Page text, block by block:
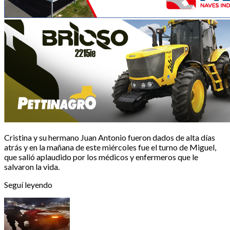
Cristina y su hermano Juan Antonio fueron dados de alta días
atrás y en la mañana de este miércoles fue el turno de Miguel,
que salió aplaudido por los médicos y enfermeros que le
salvaron la vida.
Seguí leyendo